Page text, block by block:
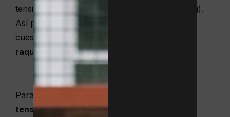
tensión más baja del circuito profesional, 16 kg).
Así pues, no existe una única respuesta a la
cuestión de
raqueta de tenis.
Para realizar estas mediciones y
tensión tiene una raqueta